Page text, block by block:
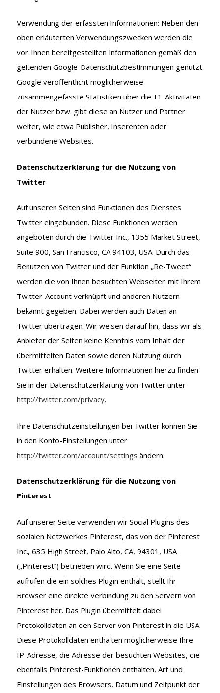
Verwendung der erfassten Informationen: Neben den
oben erläuterten Verwendungszwecken werden die
von Ihnen bereitgestellten Informationen gemäß den
geltenden Google-Datenschutzbestimmungen genutzt.
Google veröffentlicht möglicherweise
zusammengefasste Statistiken über die +1-Aktivitäten
der Nutzer bzw. gibt diese an Nutzer und Partner
weiter, wie etwa Publisher, Inserenten oder
verbundene Websites.
Datenschutzerklärung für die Nutzung von
Twitter
Auf unseren Seiten sind Funktionen des Dienstes
Twitter eingebunden. Diese Funktionen werden
angeboten durch die Twitter Inc., 1355 Market Street,
Suite 900, San Francisco, CA 94103, USA. Durch das
Benutzen von Twitter und der Funktion „Re-Tweet“
werden die von Ihnen besuchten Webseiten mit Ihrem
Twitter-Account verknüpft und anderen Nutzern
bekannt gegeben. Dabei werden auch Daten an
Twitter übertragen. Wir weisen darauf hin, dass wir als
Anbieter der Seiten keine Kenntnis vom Inhalt der
übermittelten Daten sowie deren Nutzung durch
Twitter erhalten. Weitere Informationen hierzu finden
Sie in der Datenschutzerklärung von Twitter unter
http://twitter.com/privacy.
Ihre Datenschutzeinstellungen bei Twitter können Sie
in den Konto-Einstellungen unter
http://twitter.com/account/settings ändern.
Datenschutzerklärung für die Nutzung von
Pinterest
Auf unserer Seite verwenden wir Social Plugins des
sozialen Netzwerkes Pinterest, das von der Pinterest
Inc., 635 High Street, Palo Alto, CA, 94301, USA
(„Pinterest“) betrieben wird. Wenn Sie eine Seite
aufrufen die ein solches Plugin enthält, stellt Ihr
Browser eine direkte Verbindung zu den Servern von
Pinterest her. Das Plugin übermittelt dabei
Protokolldaten an den Server von Pinterest in die USA.
Diese Protokolldaten enthalten möglicherweise Ihre
IP-Adresse, die Adresse der besuchten Websites, die
ebenfalls Pinterest-Funktionen enthalten, Art und
Einstellungen des Browsers, Datum und Zeitpunkt der